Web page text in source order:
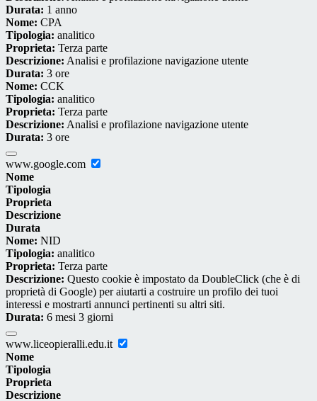
Durata: 1 anno
Nome: CPA
Tipologia: analitico
Proprieta: Terza parte
Descrizione: Analisi e profilazione navigazione utente
Durata: 3 ore
Nome: CCK
Tipologia: analitico
Proprieta: Terza parte
Descrizione: Analisi e profilazione navigazione utente
Durata: 3 ore
www.google.com
Nome
Tipologia
Proprieta
Descrizione
Durata
Nome: NID
Tipologia: analitico
Proprieta: Terza parte
Descrizione: Questo cookie è impostato da DoubleClick (che è di
proprietà di Google) per aiutarti a costruire un profilo dei tuoi
interessi e mostrarti annunci pertinenti su altri siti.
Durata: 6 mesi 3 giorni
www.liceopieralli.edu.it
Nome
Tipologia
Proprieta
Descrizione